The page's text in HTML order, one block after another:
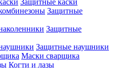
Защитные каски
Защитные
Защитные
Защитные наушники
Маски сварщика
Когти и лазы